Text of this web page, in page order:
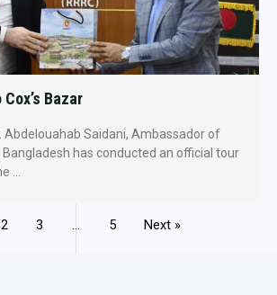
Bazar
Abdelouahab Saidani, Ambassador of
Bangladesh has conducted an official tour
…
2 3 … 5 Next »